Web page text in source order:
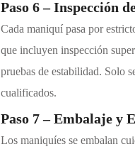
Paso 6 – Inspección
Cada maniquí pasa por
que incluyen inspección
pruebas de estabilidad. Solo
cualificados.
Paso 7 – Embalaje y
Los maniquíes se embalan